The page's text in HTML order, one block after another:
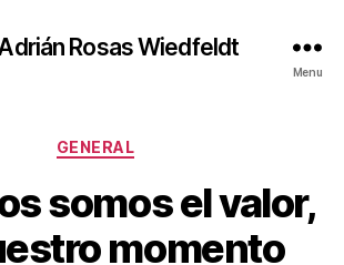
Rosas Wiedfeldt
Menu
Categories
GENERAL
somos el valor,
momento